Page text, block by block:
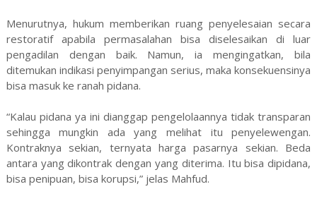
Menurutnya, hukum memberikan ruang penyelesaian secara
restoratif apabila permasalahan bisa diselesaikan di luar
pengadilan dengan baik. Namun, ia mengingatkan, bila
ditemukan indikasi penyimpangan serius, maka konsekuensinya
bisa masuk ke ranah pidana.
“Kalau pidana ya ini dianggap pengelolaannya tidak transparan
sehingga mungkin ada yang melihat itu penyelewengan.
Kontraknya sekian, ternyata harga pasarnya sekian. Beda
antara yang dikontrak dengan yang diterima. Itu bisa dipidana,
bisa penipuan, bisa korupsi,” jelas Mahfud.